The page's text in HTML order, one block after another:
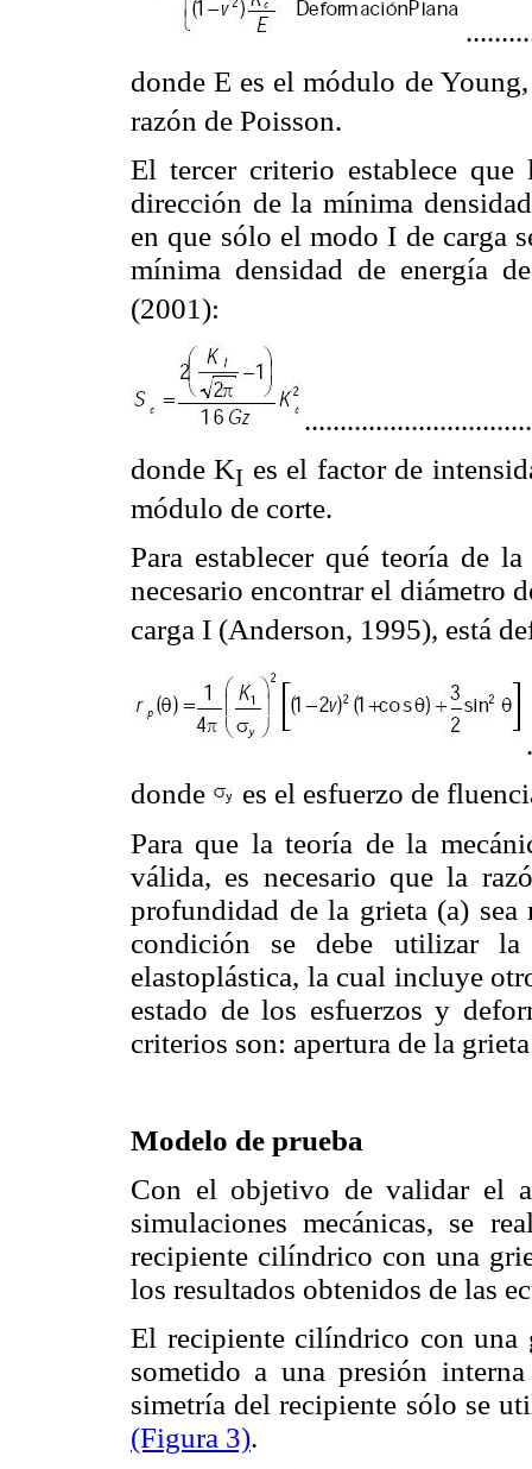
donde E es el módulo de
razón de Poisson.
El tercer criterio establece
dirección de la mínima
en que sólo el modo I de carga
mínima densidad de energía
(2001):
donde KI es el factor de
módulo de corte.
Para establecer qué teoría de
necesario encontrar el diámetro
carga I (Anderson, 1995), está
donde
es el esfuerzo de
Para que la teoría de la
válida, es necesario que la
profundidad de la grieta (a) sea
condición se debe utilizar
elastoplástica, la cual incluye
estado de los esfuerzos y
criterios son: apertura de la
Modelo de prueba
Con el objetivo de validar el
simulaciones mecánicas, se
recipiente cilíndrico con una
los resultados obtenidos de las
El recipiente cilíndrico con
sometido a una presión
simetría del recipiente sólo se
(Figura 3).